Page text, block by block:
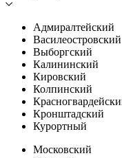
Адмиралтейский
Василеостровский
Выборгский
Калининский
Кировский
Колпинский
Кронштадский
Курортный
Московский